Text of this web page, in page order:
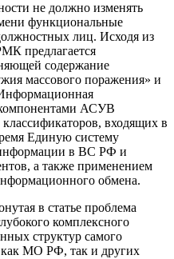
не должно изменять
функциональные
лиц. Исходя из
предлагается
содержание
массового поражения» и
АСУВ
входящих в
Единую систему
в ВС РФ и
а также применением
обмена.
в статье проблема
комплексного
структур самого
как МО РФ, так и других